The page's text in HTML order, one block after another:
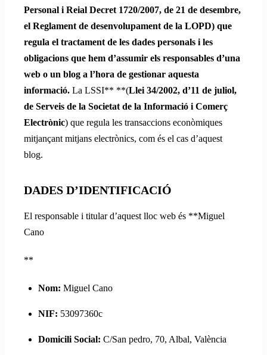
Personal i Reial Decret 1720/2007, de 21 de desembre,
el Reglament de desenvolupament de la LOPD) que
regula el tractament de les dades personals i les
obligacions que hem d’assumir els responsables d’una
web o un blog a l’hora de gestionar aquesta
informació. La LSSI** **(Llei 34/2002, d’11 de juliol,
de Serveis de la Societat de la Informació i Comerç
Electrònic) que regula les transaccions econòmiques
mitjançant mitjans electrònics, com és el cas d’aquest
blog.
DADES D’IDENTIFICACIÓ
El responsable i titular d’aquest lloc web és **Miguel
Cano
**
Nom: Miguel Cano
NIF: 53097360c
Domicili Social: C/San pedro, 70, Albal, València